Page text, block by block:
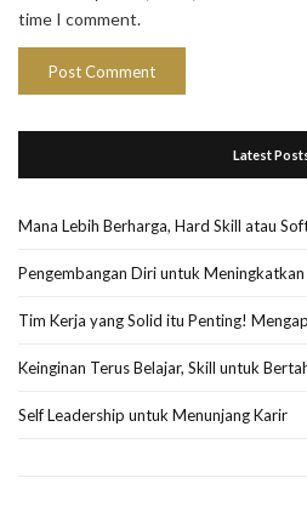
time I comment.
Latest
Mana Lebih Berharga, Hard Skill atau
Pengembangan Diri untuk
Tim Kerja yang Solid itu Penting!
Keinginan Terus Belajar, Skill untuk
Self Leadership untuk Menunjang Karir